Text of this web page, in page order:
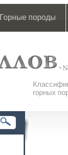
Горные породы
горных